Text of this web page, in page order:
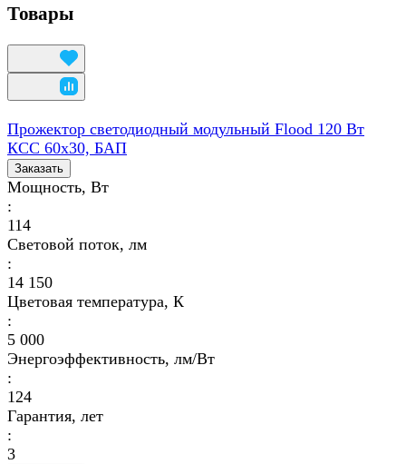
Товары
Прожектор светодиодный модульный Flood 120 Вт
КСС 60х30, БАП
Заказать
Мощность, Вт
:
114
Световой поток, лм
:
14 150
Цветовая температура, К
:
5 000
Энергоэффективность, лм/Вт
:
124
Гарантия, лет
:
3